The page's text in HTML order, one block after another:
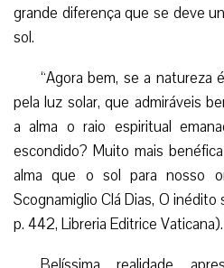
grande diferença que se deve
sol.
“Agora bem, se a natureza
pela luz solar, que admiráveis
a alma o raio espiritual
escondido? Muito mais
alma que o sol para nosso
Scognamiglio Clá Dias, O inédito
p. 442, Libreria Editrice Vaticana).